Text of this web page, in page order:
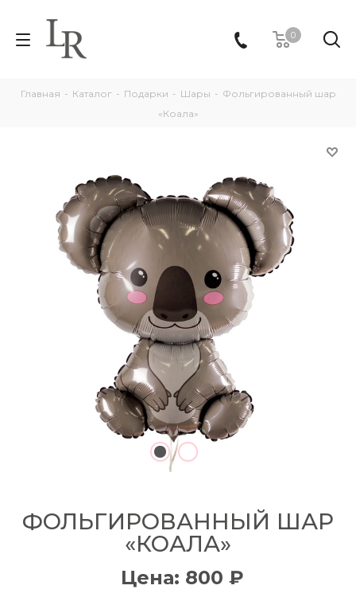
0
Главная - Каталог - Подарки - Шары - Фольгированный шар
«Коала»
ФОЛЬГИРОВАННЫЙ ШАР
«КОАЛА»
Цена: 800 ₽